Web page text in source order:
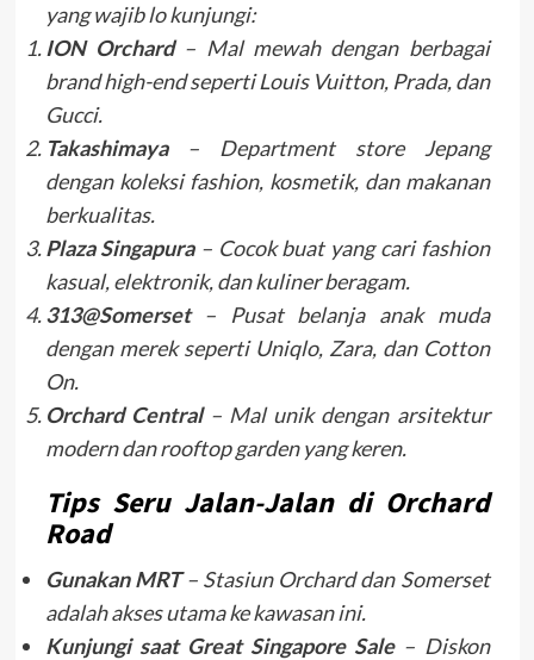
yang wajib lo kunjungi:
ION Orchard– Mal mewah dengan berbagai
brand high-end seperti Louis Vuitton, Prada, dan
Gucci.
Takashimaya– Department store Jepang
dengan koleksi fashion, kosmetik, dan makanan
berkualitas.
Plaza Singapura– Cocok buat yang cari fashion
kasual, elektronik, dan kuliner beragam.
313@Somerset– Pusat belanja anak muda
dengan merek seperti Uniqlo, Zara, dan Cotton
On.
Orchard Central– Mal unik dengan arsitektur
modern dan rooftop garden yang keren.
Tips Seru Jalan-Jalan di Orchard
Road
Gunakan MRT– Stasiun Orchard dan Somerset
adalah akses utama ke kawasan ini.
Kunjungi saat Great Singapore Sale– Diskon